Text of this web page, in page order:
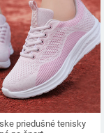
priedušné tenisky